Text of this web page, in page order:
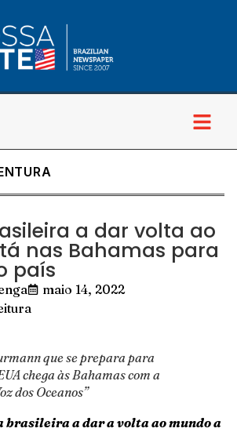
a dar volta ao
nas Bahamas para
país
maio 14, 2022
que se prepara para
chega às Bahamas com a
dos Oceanos”
a dar a volta ao mundo a